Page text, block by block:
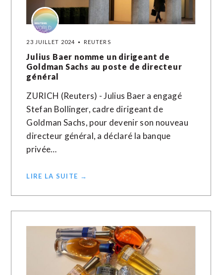
23 JUILLET 2024 REUTERS
Julius Baer nomme un dirigeant de
Goldman Sachs au poste de directeur
général
ZURICH (Reuters) - Julius Baer a engagé
Stefan Bollinger, cadre dirigeant de
Goldman Sachs, pour devenir son nouveau
directeur général, a déclaré la banque
privée…
LIRE LA SUITE →